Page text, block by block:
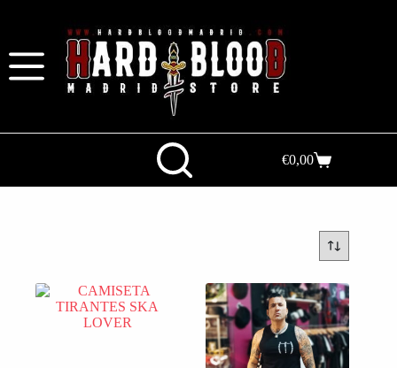
€0,00